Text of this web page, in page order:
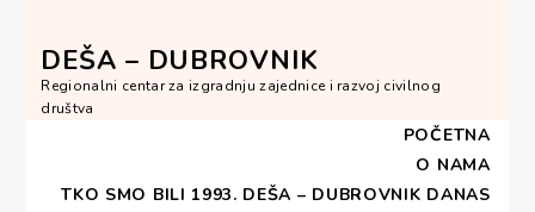
content
DEŠA – DUBROVNIK
Regionalni centar za izgradnju zajednice i razvoj civilnog
društva
POČETNA
O NAMA
TKO SMO BILI 1993. DEŠA – DUBROVNIK DANAS